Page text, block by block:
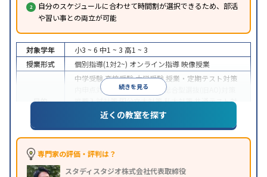
自分のスケジュールに合わせて時間割が選択できるため、部活
や習い事との両立が可能
続きを見る
対象学年 小3 ~ 6 中1 ~ 3 高1 ~ 3
授業形式
個別指導(1対2~) オンライン指導映像授業
目的
中学受験高校受験大学受験 授業・定期テスト対策
内申点対策
学習習慣の定着
総合型選抜(旧AO)対策
推薦入試対策国公立大対策私大対策共通テスト対
英検(英語検定)対策漢検(漢字検定)対策
特徴
中高一貫校生に対応授業の振替可能不登校生に対
応
学習にPC・タブレットを利用
科目から受講可能
り
近くの教室を探す
専門家の評価・評判は？
スタディスタジオ株式会社代表取締役